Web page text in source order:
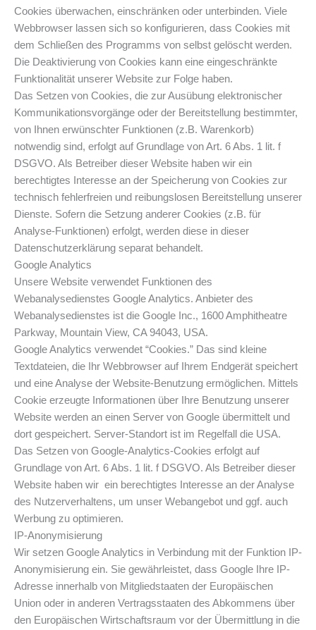
Cookies überwachen, einschränken oder unterbinden. Viele
Webbrowser lassen sich so konfigurieren, dass Cookies mit
dem Schließen des Programms von selbst gelöscht werden.
Die Deaktivierung von Cookies kann eine eingeschränkte
Funktionalität unserer Website zur Folge haben.
Das Setzen von Cookies, die zur Ausübung elektronischer
Kommunikationsvorgänge oder der Bereitstellung bestimmter,
von Ihnen erwünschter Funktionen (z.B. Warenkorb)
notwendig sind, erfolgt auf Grundlage von Art. 6 Abs. 1 lit. f
DSGVO. Als Betreiber dieser Website haben wir ein
berechtigtes Interesse an der Speicherung von Cookies zur
technisch fehlerfreien und reibungslosen Bereitstellung unserer
Dienste. Sofern die Setzung anderer Cookies (z.B. für
Analyse-Funktionen) erfolgt, werden diese in dieser
Datenschutzerklärung separat behandelt.
Google Analytics
Unsere Website verwendet Funktionen des
Webanalysedienstes Google Analytics. Anbieter des
Webanalysedienstes ist die Google Inc., 1600 Amphitheatre
Parkway, Mountain View, CA 94043, USA.
Google Analytics verwendet “Cookies.” Das sind kleine
Textdateien, die Ihr Webbrowser auf Ihrem Endgerät speichert
und eine Analyse der Website-Benutzung ermöglichen. Mittels
Cookie erzeugte Informationen über Ihre Benutzung unserer
Website werden an einen Server von Google übermittelt und
dort gespeichert. Server-Standort ist im Regelfall die USA.
Das Setzen von Google-Analytics-Cookies erfolgt auf
Grundlage von Art. 6 Abs. 1 lit. f DSGVO. Als Betreiber dieser
Website haben wir ein berechtigtes Interesse an der Analyse
des Nutzerverhaltens, um unser Webangebot und ggf. auch
Werbung zu optimieren.
IP-Anonymisierung
Wir setzen Google Analytics in Verbindung mit der Funktion IP-
Anonymisierung ein. Sie gewährleistet, dass Google Ihre IP-
Adresse innerhalb von Mitgliedstaaten der Europäischen
Union oder in anderen Vertragsstaaten des Abkommens über
den Europäischen Wirtschaftsraum vor der Übermittlung in die